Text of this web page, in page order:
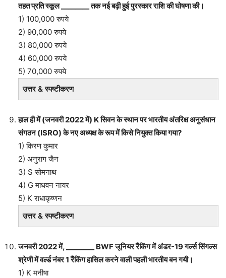
तहत प्रति स्कूल ________ तक नई बढ़ी हुई पुरस्कार राशि की घोषणा की।
1) 100,000 रुपये
2) 90,000 रुपये
3) 80,000 रुपये
4) 60,000 रुपये
5) 70,000 रुपये
उत्तर & स्पष्टीकरण
हाल ही में (जनवरी 2022 में) K सिवन के स्थान पर भारतीय अंतरिक्ष अनुसंधान
संगठन (ISRO) के नए अध्यक्ष के रूप में किसे नियुक्त किया गया?
1) किरण कुमार
2) अनुराग जैन
3) S सोमनाथ
4) G माधवन नायर
5) K राधाकृष्णन
उत्तर & स्पष्टीकरण
जनवरी 2022 में, ________ BWF जूनियर रैंकिंग में अंडर-19 गर्ल्स सिंगल्स
श्रेणी में वर्ल्ड नंबर 1 रैंकिंग हासिल करने वाली पहली भारतीय बन गयी।
1) K मनीषा